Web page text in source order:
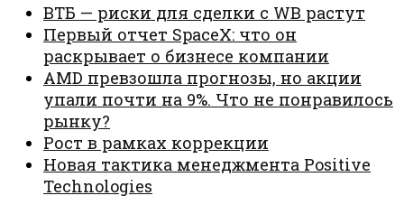
ВТБ — риски для сделки с WB растут
Первый отчет SpaceX: что он
раскрывает о бизнесе компании
AMD превзошла прогнозы, но акции
упали почти на 9%. Что не понравилось
рынку?
Рост в рамках коррекции
Новая тактика менеджмента Positive
Technologies